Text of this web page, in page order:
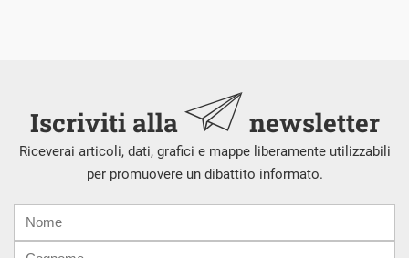
Iscriviti alla newsletter
Riceverai articoli, dati, grafici e mappe liberamente utilizzabili
per promuovere un dibattito informato.
mail